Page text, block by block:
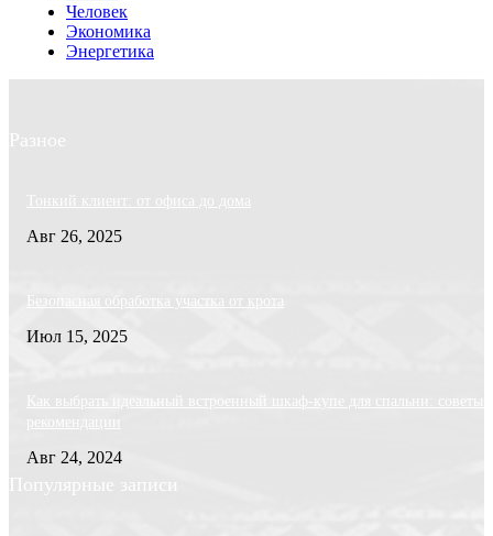
Человек
Экономика
Энергетика
Разное
Тонкий клиент: от офиса до дома
Авг 26, 2025
Безопасная обработка участка от крота
Июл 15, 2025
Как выбрать идеальный встроенный шкаф-купе для спальни: советы
рекомендации
Авг 24, 2024
Популярные записи